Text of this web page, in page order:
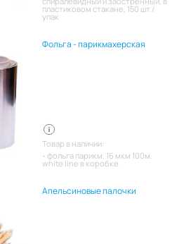
пластиковом стакане, 150 шт./
упак
Фольга - парикмахерская
Товар в наличии:
фольга парикм. 16 мкм 100м.
white line в коробке
Апельсиновые палочки